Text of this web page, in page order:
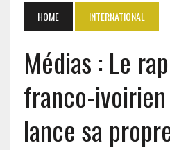
HOME INTERNATIONAL
Médias : Le
franco-ivoirien
lance sa